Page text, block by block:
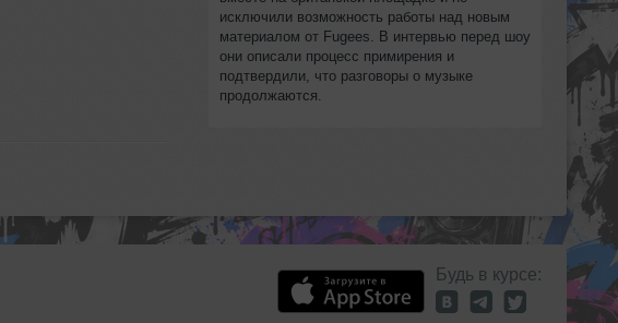
исключили возможность работы над новым
материалом от Fugees. В интервью перед шоу
они описали процесс примирения и
подтвердили, что разговоры о музыке
продолжаются.
Будь в курсе: